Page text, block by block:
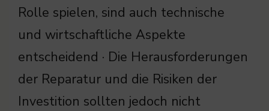
Rolle spielen, sind auch technische
und wirtschaftliche Aspekte
entscheidend · Die Herausforderungen
der Reparatur und die Risiken der
Investition sollten jedoch nicht